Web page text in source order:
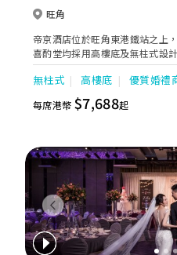
旺角
帝京酒店位於旺角東港鐵站之上
喜酌堂均採用高樓底及無柱式設
燈光及影音設備。喜宴堂最多可
舉行華麗婚禮。另外，空中花園
獅子山景致，適合舉行戶外婚禮
提供貼心服務，讓新人及賓客留
無柱式 高樓底 優質婚禮
每席港幣 $7,688起
Previous